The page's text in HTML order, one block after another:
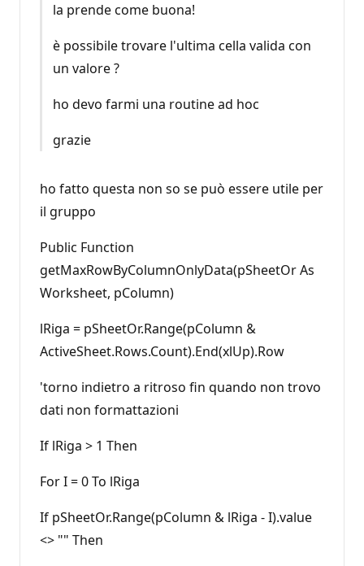
la prende come buona!
è possibile trovare l'ultima cella valida con
un valore ?
ho devo farmi una routine ad hoc
grazie
ho fatto questa non so se può essere utile per
il gruppo
Public Function
getMaxRowByColumnOnlyData(pSheetOr As
Worksheet, pColumn)
lRiga = pSheetOr.Range(pColumn &
ActiveSheet.Rows.Count).End(xlUp).Row
'torno indietro a ritroso fin quando non trovo
dati non formattazioni
If lRiga > 1 Then
For I = 0 To lRiga
If pSheetOr.Range(pColumn & lRiga - I).value
<> "" Then